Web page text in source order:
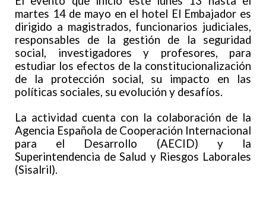
martes 14 de mayo en el hotel El Embajador es
dirigido a magistrados, funcionarios judiciales,
responsables de la gestión de la seguridad
social, investigadores y profesores, para
estudiar los efectos de la constitucionalización
de la protección social, su impacto en las
políticas sociales, su evolución y desafíos.
La actividad cuenta con la colaboración de la
Agencia Española de Cooperación Internacional
para el Desarrollo (AECID) y la
Superintendencia de Salud y Riesgos Laborales
(Sisalril).